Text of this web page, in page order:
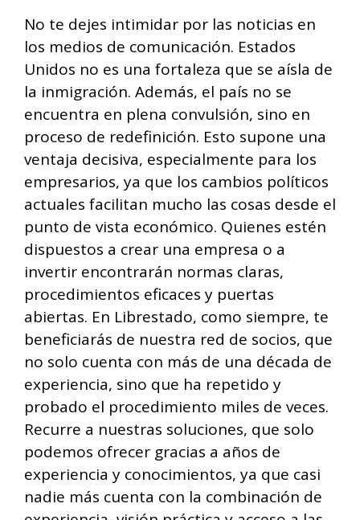
No te dejes intimidar por las noticias en
los medios de comunicación. Estados
Unidos no es una fortaleza que se aísla de
la inmigración. Además, el país no se
encuentra en plena convulsión, sino en
proceso de redefinición. Esto supone una
ventaja decisiva, especialmente para los
empresarios, ya que los cambios políticos
actuales facilitan mucho las cosas desde el
punto de vista económico. Quienes estén
dispuestos a crear una empresa o a
invertir encontrarán normas claras,
procedimientos eficaces y puertas
abiertas. En Librestado, como siempre, te
beneficiarás de nuestra red de socios, que
no solo cuenta con más de una década de
experiencia, sino que ha repetido y
probado el procedimiento miles de veces.
Recurre a nuestras soluciones, que solo
podemos ofrecer gracias a años de
experiencia y conocimientos, ya que casi
nadie más cuenta con la combinación de